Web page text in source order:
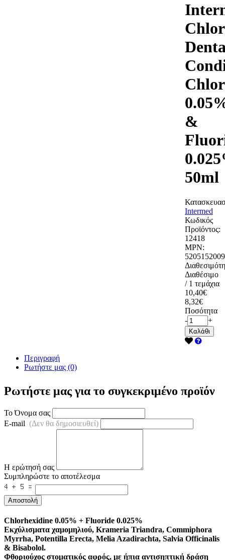
&
50ml
Intermed
Κωδικός
Προϊόντος:
12418
MPN:
Διαθέσιμο
/ 1 τεμάχια
10,40€
8,32€
Ποσότητα
-
+
Καλάθι
Περιγραφή
Ρωτήστε μας (0)
Ρωτήστε μας για το συγκεκριμένο προϊόν
Το Όνομα σας
E-mail (Δεν θα δημοσιευθεί)
Η ερώτησή σας
Συμπληρώστε το αποτέλεσμα
Αποστολή
Chlorhexidine 0.05% + Fluoride 0.025%
Εκχύλισματα χαμομηλιού, Krameria Triandra, Commiphora
Myrrha, Potentilla Erecta, Melia Azadirachta, Salvia Officinalis
& Bisabolol.
Φθοριούχος στοματικός αφρός, με ήπια αντισηπτική δράση